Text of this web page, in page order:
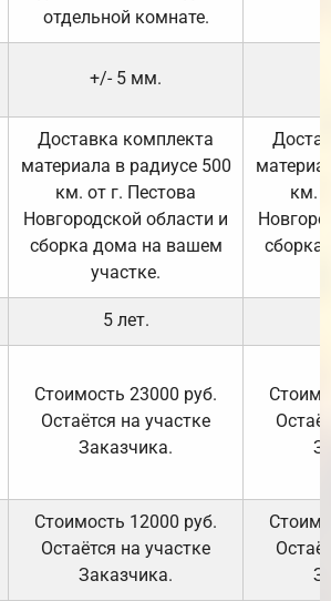
отдельной комнате.
+/- 5 мм.
Доставка комплекта
материала в радиусе 500
км. от г. Пестова
Новгородской области и
сборка дома на вашем
участке.
км.
5 лет.
Стоимость 23000 руб.
Остаётся на участке
Заказчика.
Стоимость 12000 руб.
Остаётся на участке
Заказчика.